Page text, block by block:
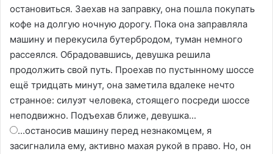
остановиться. Заехав на заправку, она пошла покупать
кофе на долгую ночную дорогу. Пока она заправляла
машину и перекусила бутербродом, туман немного
рассеялся. Обрадовавшись, девушка решила
продолжить свой путь. Проехав по пустынному шоссе
ещё тридцать минут, она заметила вдалеке нечто
странное: силуэт человека, стоящего посреди шоссе
неподвижно. Подъехав ближе, девушка...
...останосив машину перед незнакомцем, я
засигналила ему, активно махая рукой в право. Но, он